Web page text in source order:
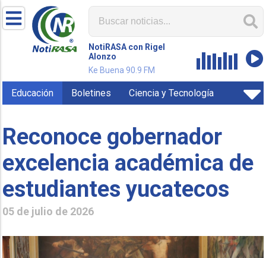
NotiRASA con Rigel
Alonzo
Ke Buena 90.9 FM
Educación Boletines Ciencia y Tecnología
Reconoce gobernador
excelencia académica de
estudiantes yucatecos
05 de julio de 2026